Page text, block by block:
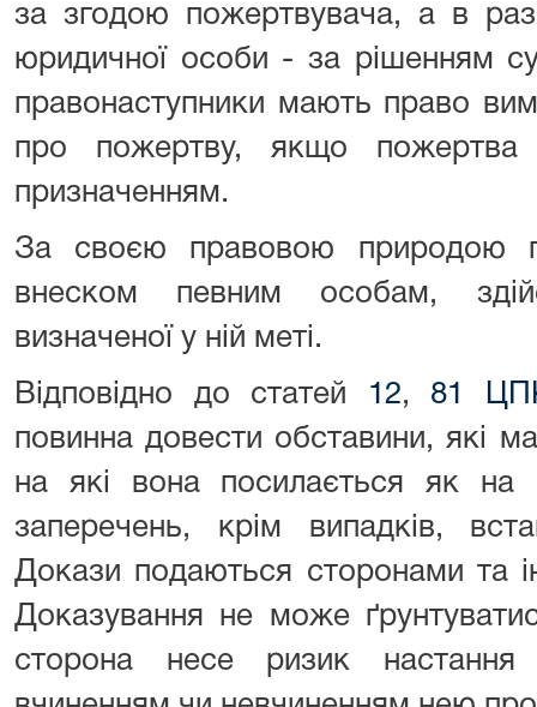
за згодою пожертвувача, а в разі
юридичної особи - за рішенням
правонаступники мають право
про пожертву, якщо пожертва
призначенням.
За своєю правовою природою
внеском певним особам,
визначеної у ній меті.
Відповідно до статей
12, 81
повинна довести обставини, які
на які вона посилається як на
заперечень, крім випадків,
Докази подаються сторонами та
Доказування не може
сторона несе ризик настання